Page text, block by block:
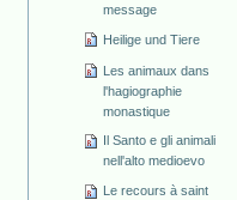
message
Heilige und Tiere
Les animaux dans
l'hagiographie
monastique
Il Santo e gli animali
nell'alto medioevo
Le recours à saint